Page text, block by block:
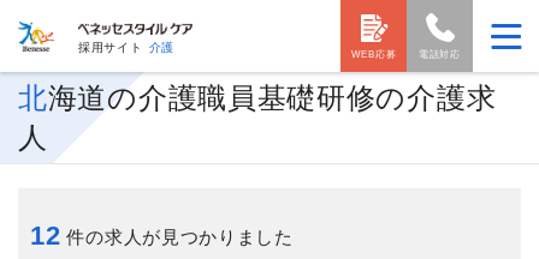
採用サイト 介護
電話対応
WEB応募
北海道の介護職員基礎研修の介護求
人
12 件の求人が見つかりました